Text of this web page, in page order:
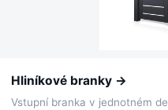
Hliníkové branky →
Vstupní branka v jednotném